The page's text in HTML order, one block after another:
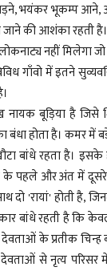
भयंकर भूकम्प आने,
जाने की आशंका रहती
नहीं मिलेगा
गाँवो में इतने
बूड़िया है जिसे
बंधा होता है। कमर में
बांधे रहता है।
के पहले और अंत में
दो 'रायां' होती है,
बांधे रहती है कि
के प्रतीक चिन्ह
से नृत्य परिसर में